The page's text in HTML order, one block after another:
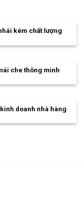
kém chất lượng
che thông minh
doanh nhà hàng